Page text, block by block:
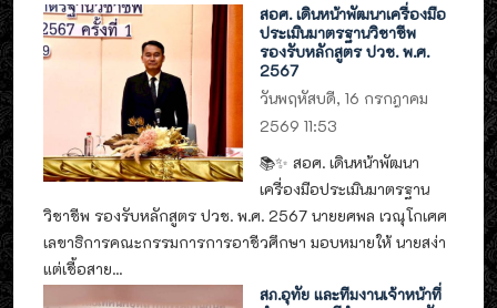
สอศ. เดินหน้าพัฒนาเครื่องมือ
ประเมินมาตรฐานวิชาชีพ
รองรับหลักสูตร ปวช. พ.ศ.
2567
วันพฤหัสบดี, 16 กรกฎาคม
2569 11:53
📚✨ สอศ. เดินหน้าพัฒนา
เครื่องมือประเมินมาตรฐาน
วิชาชีพ รองรับหลักสูตร ปวช. พ.ศ. 2567 นายยศพล เวณุโกเศศ
เลขาธิการคณะกรรมการการอาชีวศึกษา มอบหมายให้ นายสง่า
แต่เชื้อสาย...
สภ.อุทัย และทีมงานเจ้าหน้าที่